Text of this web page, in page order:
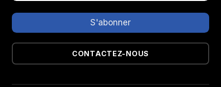
CONTACTEZ-NOUS